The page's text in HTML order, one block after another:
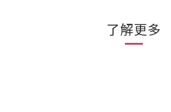
了解更多